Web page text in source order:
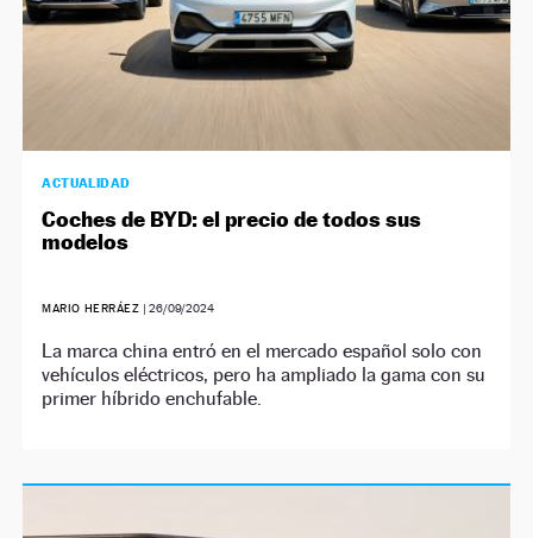
ACTUALIDAD
Coches de BYD: el precio de todos sus
modelos
MARIO HERRÁEZ |26/09/2024
La marca china entró en el mercado español solo con
vehículos eléctricos, pero ha ampliado la gama con su
primer híbrido enchufable.